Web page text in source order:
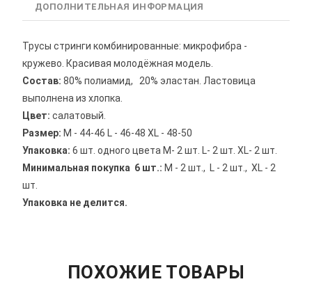
ДОПОЛНИТЕЛЬНАЯ ИНФОРМАЦИЯ
Трусы стринги комбинированные: микрофибра -
кружево. Красивая молодёжная модель.
Состав: 80% полиамид, 20% эластан. Ластовица
выполнена из хлопка.
Цвет: салатовый.
Размер: M - 44-46 L - 46-48 XL - 48-50
Упаковка: 6 шт. одного цвета M- 2 шт. L- 2 шт. XL- 2 шт.
Минимальная покупка 6 шт.: M - 2 шт., L - 2 шт., XL - 2
шт.
Упаковка не делится.
ПОХОЖИЕ ТОВАРЫ